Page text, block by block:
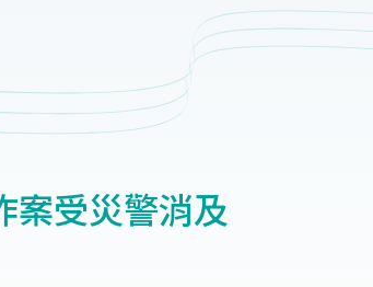
案受災警消及